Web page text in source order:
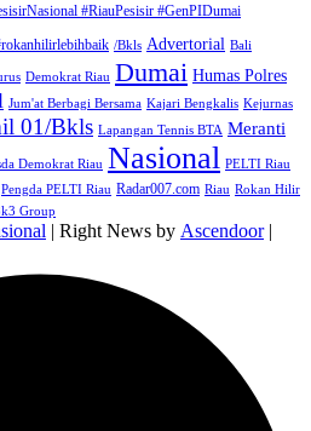
#RiauPesisir #GenPIDumai
/Bkls Advertorial Bali
Demokrat Riau Dumai Humas Polres
Jum'at Berbagi Bersama Kajari Bengkalis Kejurnas
01/Bkls Lapangan Tennis BTA Meranti
Demokrat Riau Nasional PELTI Riau
Pengda PELTI Riau Radar007.com Riau Rokan Hilir
Group
| Right News by Ascendoor|